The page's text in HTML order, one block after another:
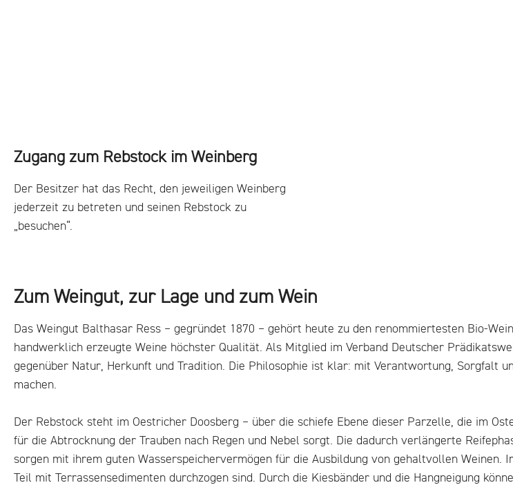
Zugang zum Rebstock im Weinberg
Der Besitzer hat das Recht, den jeweiligen Weinberg
jederzeit zu betreten und seinen Rebstock zu
„besuchen“.
Zum Weingut, zur Lage und zum Wein
Das Weingut Balthasar Ress – gegründet 1870 – gehört heute zu den renommiertesten Bio-
handwerklich erzeugte Weine höchster Qualität. Als Mitglied im Verband Deutscher
gegenüber Natur, Herkunft und Tradition. Die Philosophie ist klar: mit Verantwortung, Sorgfalt
machen.
Der Rebstock steht im Oestricher Doosberg – über die schiefe Ebene dieser Parzelle, die im
für die Abtrocknung der Trauben nach Regen und Nebel sorgt. Die dadurch verlängerte
sorgen mit ihrem guten Wasserspeichervermögen für die Ausbildung von gehaltvollen
Teil mit Terrassensedimenten durchzogen sind. Durch die Kiesbänder und die Hangneigung